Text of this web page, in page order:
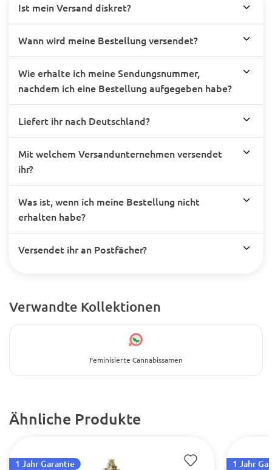
Ist mein Versand diskret?
Wann wird meine Bestellung versendet?
Wie erhalte ich meine Sendungsnummer,
nachdem ich eine Bestellung aufgegeben habe?
Liefert ihr nach Deutschland?
Mit welchem Versandunternehmen versendet
ihr?
Was ist, wenn ich meine Bestellung nicht
erhalten habe?
Versendet ihr an Postfächer?
Verwandte Kollektionen
Feminisierte Cannabissamen
Ähnliche Produkte
1 Jahr Garantie
1 Jahr